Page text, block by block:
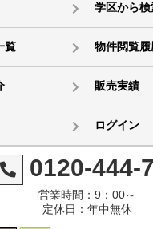
学区から検
覧 物件閲覧履
販売実績
ログイン
0120-444-
営業時間：9：00～
定休日：年中無休